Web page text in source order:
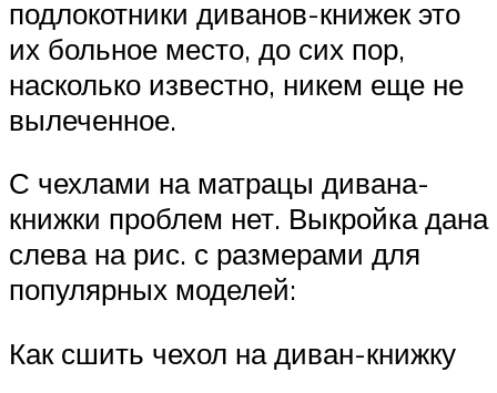
подлокотники диванов-книжек это
их больное место, до сих пор,
насколько известно, никем еще не
вылеченное.
С чехлами на матрацы дивана-
книжки проблем нет. Выкройка дана
слева на рис. с размерами для
популярных моделей:
Как сшить чехол на диван-книжку